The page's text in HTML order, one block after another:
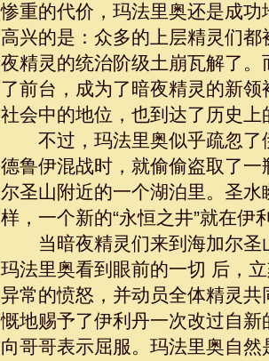
惨重的代价，玛法里奥还是成
高兴的是：众多的上层精灵们
夜精灵的统治阶级土崩瓦解了
了前台，成为了暗夜精灵的新
社会中的地位，也到达了历史上
不过，玛法里奥似乎疏忽了
德鲁伊混战时，就偷偷盗取了一
尔圣山附近的一个湖泊里。圣
样，一个新的“永恒之井”就在伊
当暗夜精灵们来到海加尔圣
玛法里奥看到眼前的一切 后，
异常的愤怒，并动员全体精灵
慨地赐予了伊利丹一次改过自
向哥哥表示屈服。玛法里奥自